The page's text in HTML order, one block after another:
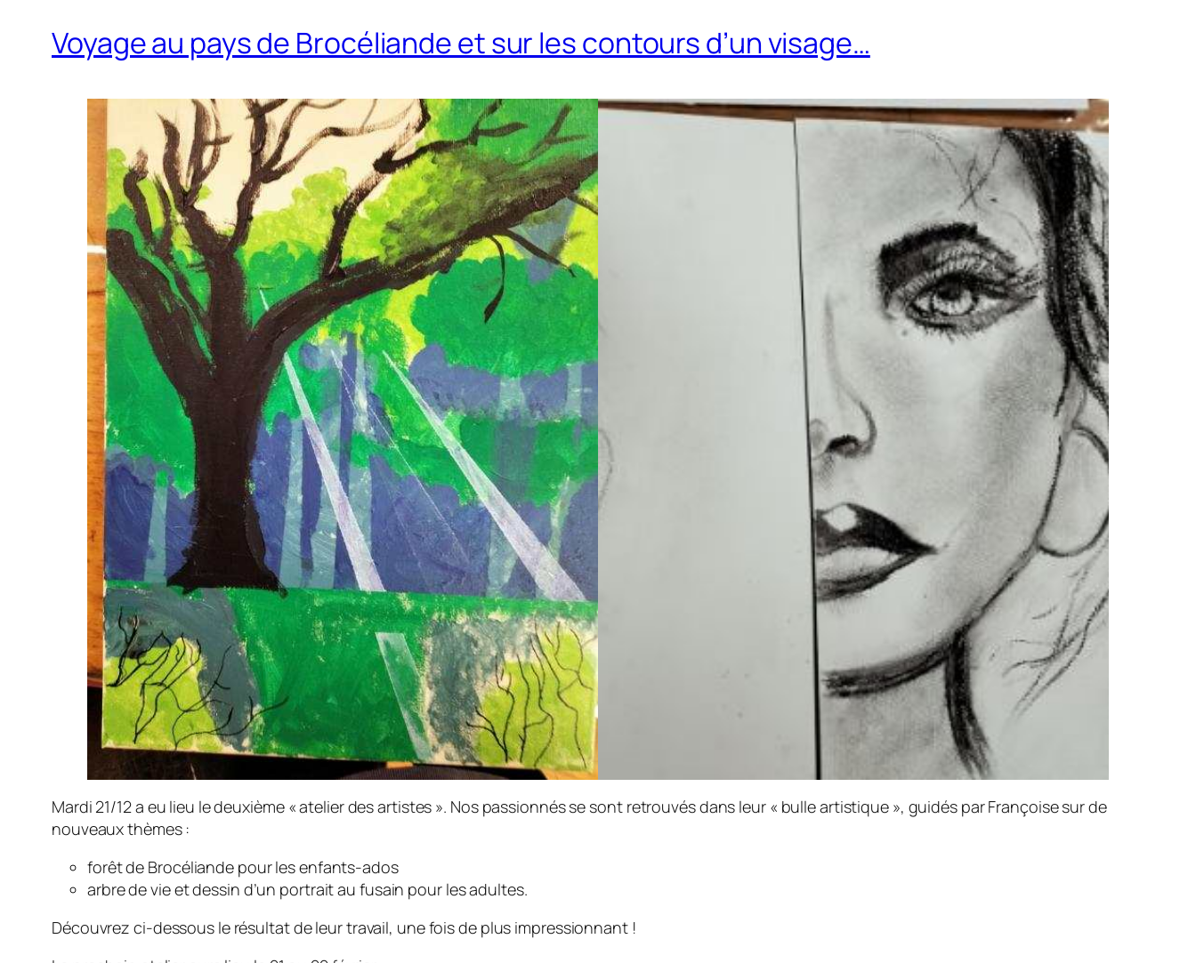
Voyage au pays de Brocéliande et sur les contours d’un visage…
Mardi 21/12 a eu lieu le deuxième « atelier des artistes ». Nos passionnés se sont retrouvés dans leur « bulle artistique », guidés par Françoise sur de
nouveaux thèmes :
forêt de Brocéliande pour les enfants-ados
arbre de vie et dessin d’un portrait au fusain pour les adultes.
Découvrez ci-dessous le résultat de leur travail, une fois de plus impressionnant !